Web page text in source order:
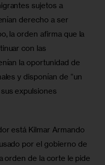
sujetos a
derecho a ser
la orden afirma que la
con las
la oportunidad de
y disponían de “un
expulsiones
está Kilmar Armando
por el gobierno de
orden de la corte le pide